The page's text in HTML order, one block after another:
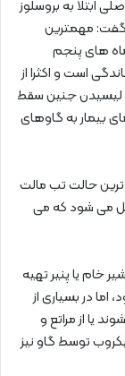
ابتلا به بروسلوز
گفت: مهمترين
های پنجم
است و اکثرا از
ليسيدن جنين سقط
بيمار به گاوهای
حالت تب مالت
می شود که می
خام يا پنير تهيه
اما در بسياری از
يا از مراتع و
توسط گاو نيز